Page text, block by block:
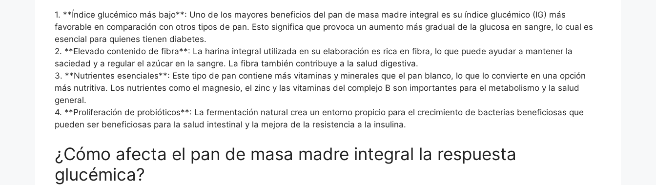
1. **Índice glucémico más bajo**: Uno de los mayores beneficios del pan de masa madre integral es su índice glucémico (IG) más
favorable en comparación con otros tipos de pan. Esto significa que provoca un aumento más gradual de la glucosa en sangre, lo cual es
esencial para quienes tienen diabetes.
2. **Elevado contenido de fibra**: La harina integral utilizada en su elaboración es rica en fibra, lo que puede ayudar a mantener la
saciedad y a regular el azúcar en la sangre. La fibra también contribuye a la salud digestiva.
3. **Nutrientes esenciales**: Este tipo de pan contiene más vitaminas y minerales que el pan blanco, lo que lo convierte en una opción
más nutritiva. Los nutrientes como el magnesio, el zinc y las vitaminas del complejo B son importantes para el metabolismo y la salud
general.
4. **Proliferación de probióticos**: La fermentación natural crea un entorno propicio para el crecimiento de bacterias beneficiosas que
pueden ser beneficiosas para la salud intestinal y la mejora de la resistencia a la insulina.
¿Cómo afecta el pan de masa madre integral la respuesta
glucémica?